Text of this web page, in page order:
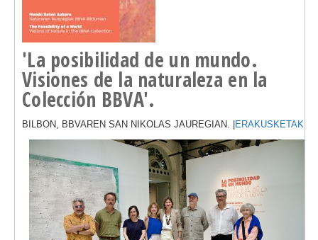
'La posibilidad de un mundo.
Visiones de la naturaleza en la
Colección BBVA'.
BILBON, BBVAREN SAN NIKOLAS JAUREGIAN. | ERAKUSKETAK